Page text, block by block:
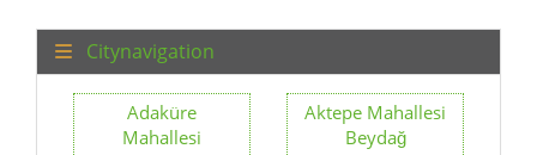
Citynavigation
Adaküre
Mahallesi
Aktepe Mahallesi
Beydağ